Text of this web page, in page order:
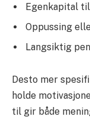
Egenkapital
Oppussing
Langsiktig
Desto mer
holde
til gir både